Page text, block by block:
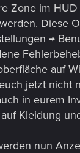
Zone im
Diese
→
auf
jetzt nicht
in eurem
Kleidung
nun